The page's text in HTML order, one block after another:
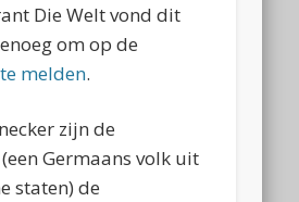
Die Welt vond dit
om op de
melden.
zijn de
Germaans volk uit
staten) de